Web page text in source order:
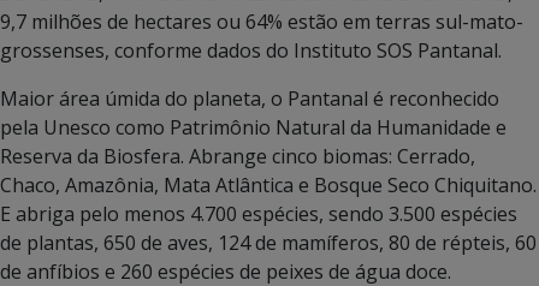
9,7 milhões de hectares ou 64% estão em terras sul-mato-
grossenses, conforme dados do Instituto SOS Pantanal.
Maior área úmida do planeta, o Pantanal é reconhecido
pela Unesco como Patrimônio Natural da Humanidade e
Reserva da Biosfera. Abrange cinco biomas: Cerrado,
Chaco, Amazônia, Mata Atlântica e Bosque Seco Chiquitano.
E abriga pelo menos 4.700 espécies, sendo 3.500 espécies
de plantas, 650 de aves, 124 de mamíferos, 80 de répteis, 60
de anfíbios e 260 espécies de peixes de água doce.